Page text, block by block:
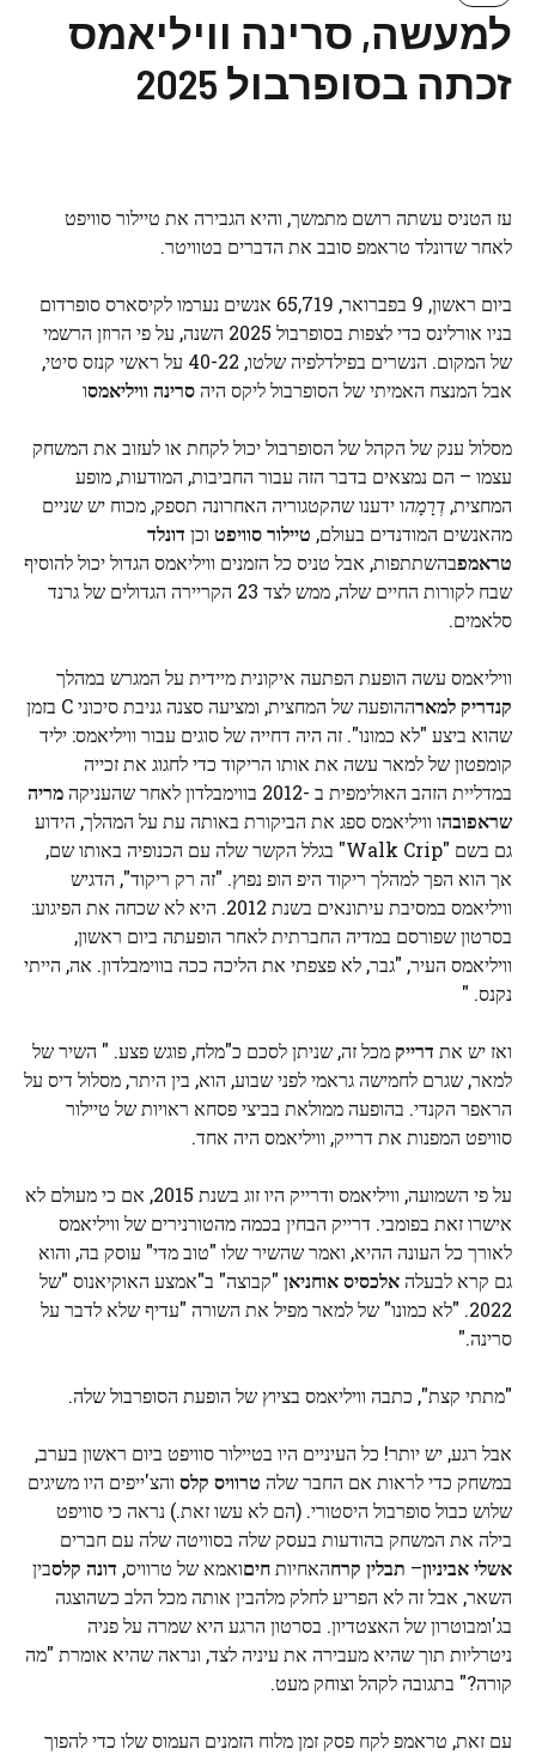
למעשה, סרינה וויליאמס
זכתה בסופרבול 2025
עז הטניס עשתה רושם מתמשך, והיא הגבירה את טיילור סוויפט
לאחר שדונלד טראמפ סובב את הדברים בטוויטר.
ביום ראשון, 9 בפברואר, 65,719 אנשים נערמו לקיסארס סופרדום
בניו אורלינס כדי לצפות בסופרבול 2025 השנה, על פי הרוזן הרשמי
של המקום. הנשרים בפילדלפיה שלטו, 40-22 על ראשי קנזס סיטי,
אבל המנצח האמיתי של הסופרבול ליקס היהסרינה וויליאמסו
מסלול ענק של הקהל של הסופרבול יכול לקחת או לעזוב את המשחק
עצמו – הם נמצאים בדבר הזה עבור החביבות, המודעות, מופע
המחצית, דְרָמָהו ידענו שהקטגוריה האחרונה תספק, מכוח יש שניים
מהאנשים המודנדים בעולם, טיילור סוויפט וכן דונלד
טראמפבהשתתפות, אבל טניס כל הזמנים וויליאמס הגדול יכול להוסיף
שבח לקורות החיים שלה, ממש לצד 23 הקריירה הגדולים של גרנד
סלאמים.
וויליאמס עשה הופעת הפתעה איקונית מיידית על המגרש במהלך
קנדריק למאר
ההופעה של המחצית, ומציעה סצנה גניבת סיכוני C בזמן
שהוא ביצע "לא כמונו". זה היה דחייה של סוגים עבור וויליאמס: יליד
קומפטון של למאר עשה את אותו הריקוד כדי לחגוג את זכייה
במדליית הזהב האולימפית ב -2012 בווימבלדון לאחר שהעניקה
מריה
שראפובהו וויליאמס ספג את הביקורת באותה עת על המהלך, הידוע
גם בשם "Walk Crip" בגלל הקשר שלה עם הכנופיה באותו שם,
אך הוא הפך למהלך ריקוד היפ הופ נפוץ. "זה רק ריקוד", הדגיש
וויליאמס במסיבת עיתונאים בשנת 2012. היא לא שכחה את הפיגוע:
בסרטון שפורסם במדיה החברתית לאחר הופעתה ביום ראשון,
וויליאמס העיר, "גבר, לא פצפתי את הליכה ככה בווימבלדון. אה, הייתי
נקנס. "
ואז יש את דרייק מכל זה, שניתן לסכם כ"מלח, פוגש פצע. " השיר של
למאר, שגרם לחמישה גראמי לפני שבוע, הוא, בין היתר, מסלול דיס על
הראפר הקנדי. בהופעה ממולאת בביצי פסחא ראויות של טיילור
סוויפט המפנות את דרייק, וויליאמס היה אחד.
על פי השמועה, וויליאמס ודרייק היו זוג בשנת 2015, אם כי מעולם לא
אישרו זאת בפומבי. דרייק הבחין בכמה מהטורנירים של וויליאמס
לאורך כל העונה ההיא, ואמר שהשיר שלו "טוב מדי" עוסק בה, והוא
גם קרא לבעלהאלכסיס אוחניאן "קבוצה" ב"אמצע האוקיאנוס "של
2022. "לא כמונו" של למאר מפיל את השורה "עדיף שלא לדבר על
סרינה."
"מתתי קצת", כתבה וויליאמס בציוץ של הופעת הסופרבול שלה.
אבל רגע, יש יותר! כל העיניים היו בטיילור סוויפט ביום ראשון בערב,
במשחק כדי לראות אם החבר שלה טרוויס קלס והצ'ייפים היו משיגים
שלוש כבול סופרבול היסטורי. (הם לא עשו זאת.) נראה כי סוויפט
בילה את המשחק בהודעות בעסק שלה בסוויטה שלה עם חברים
אשלי אביניון– תבלין קרחהאחיותחיםואמא של טרוויס, דונה קלסבין
השאר, אבל זה לא הפריע לחלק מלהבין אותה מכל הלב כשהוצגה
בג'ומבוטרון של האצטדיון. בסרטון הרגע היא שמרה על פניה
ניטרליות תוך שהיא מעבירה את עיניה לצד, ונראה שהיא אומרת "מה
קורה?" בתגובה לקהל וצוחק מעט.
עם זאת, טראמפ לקח פסק זמן מלוח הזמנים העמוס שלו כדי להפוך